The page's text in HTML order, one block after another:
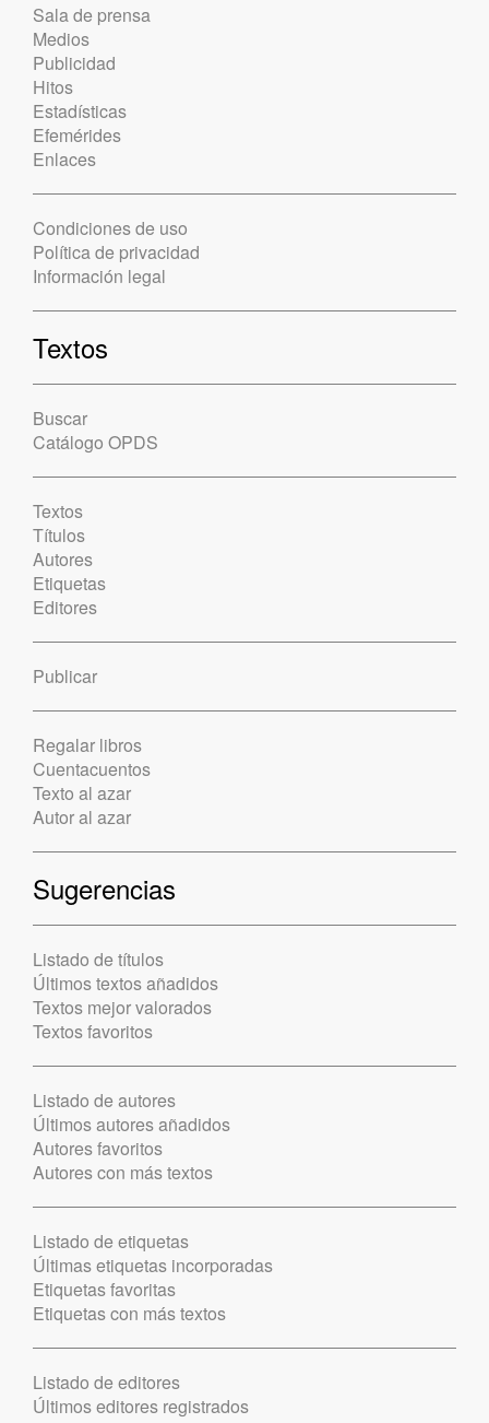
Sala de prensa
Medios
Publicidad
Hitos
Estadísticas
Efemérides
Enlaces
Condiciones de uso
Política de privacidad
Información legal
Textos
Buscar
Catálogo OPDS
Textos
Títulos
Autores
Etiquetas
Editores
Publicar
Regalar libros
Cuentacuentos
Texto al azar
Autor al azar
Sugerencias
Listado de títulos
Últimos textos añadidos
Textos mejor valorados
Textos favoritos
Listado de autores
Últimos autores añadidos
Autores favoritos
Autores con más textos
Listado de etiquetas
Últimas etiquetas incorporadas
Etiquetas favoritas
Etiquetas con más textos
Listado de editores
Últimos editores registrados